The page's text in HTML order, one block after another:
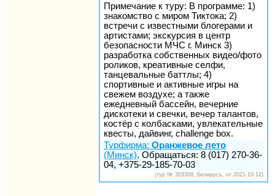
Примечание к туру: В программе: 1)
знакомство с миром Тиктока; 2)
встречи с известными блогерами и
артистами; экскурсия в центр
безопасности МЧС г. Минск 3)
разработка собственных видео/фото
роликов, креативные селфи,
танцевальные баттлы; 4)
спортивные и активные игры на
свежем воздухе; а также
ежедневный бассейн, вечерние
дискотеки и свечки, вечер талантов,
костёр с колбасками, увлекательные
квесты, дайвинг, challenge box.
Турфирма: Оранжевое лето
(Минск). Обращаться: 8 (017) 270-36-
04, +375-29-185-70-03
(тур № 303309, Беларусь, от 2021-10-12)